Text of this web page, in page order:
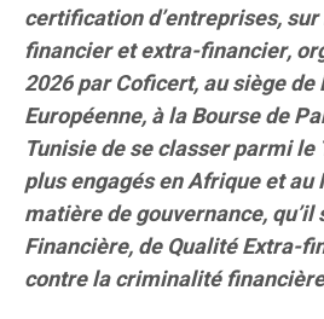
certification d’entreprises,
financier et extra-financier,
2026 par Coficert, au siège
Européenne, à la Bourse de
Tunisie de se classer parmi le
plus engagés en Afrique et au
matière de gouvernance, qu’il
Financière, de Qualité Extra-
contre la criminalité